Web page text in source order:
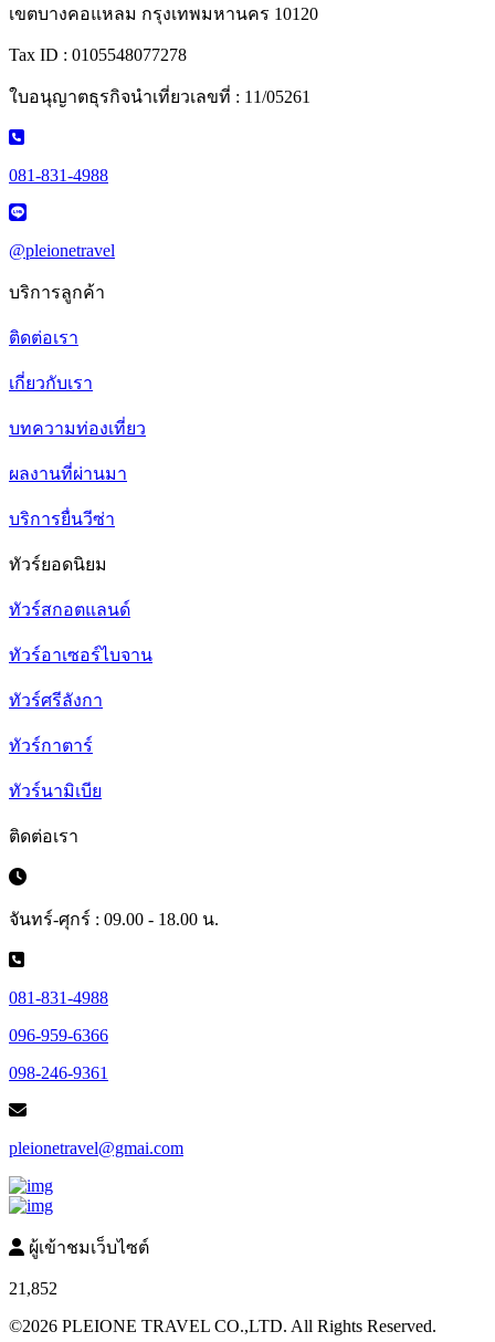
เขตบางคอแหลม กรุงเทพมหานคร 10120
Tax ID : 0105548077278
ใบอนุญาตธุรกิจนำเที่ยวเลขที่ : 11/05261
081-831-4988
@pleionetravel
บริการลูกค้า
ติดต่อเรา
เกี่ยวกับเรา
บทความท่องเที่ยว
ผลงานที่ผ่านมา
บริการยื่นวีซ่า
ทัวร์ยอดนิยม
ทัวร์สกอตแลนด์
ทัวร์อาเซอร์ไบจาน
ทัวร์ศรีลังกา
ทัวร์กาตาร์
ทัวร์นามิเบีย
ติดต่อเรา
จันทร์-ศุกร์ : 09.00 - 18.00 น.
081-831-4988
096-959-6366
098-246-9361
pleionetravel@gmai.com
ผู้เข้าชมเว็บไซต์
21,852
©2026 PLEIONE TRAVEL CO.,LTD. All Rights Reserved.